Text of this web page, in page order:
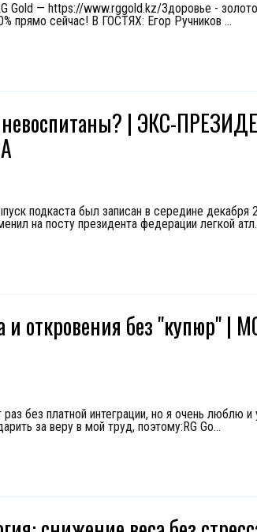
— https://www.rggold.kz/Здоровье -
прямо сейчас! В ГОСТЯХ: Егор Ручников ...
| ЭКС-
подкаста был записан в середине декабря
на посту президента федерации легкой атл
и откровения без "купюр" |
без платной интеграции, но я очень люблю и
за веру в мой труд, поэтому:RG Go...